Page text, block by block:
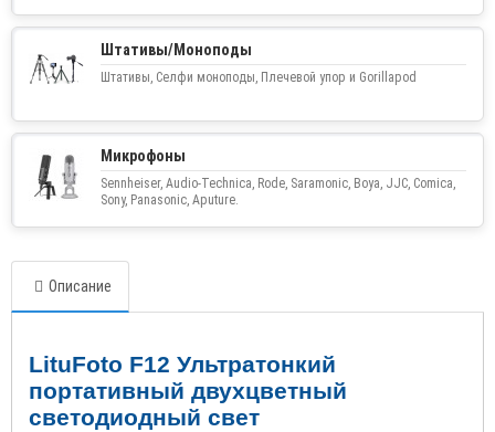
Штативы/Моноподы
Штативы, Селфи моноподы, Плечевой упор и Gorillapod
Микрофоны
Sennheiser, Audio-Technica, Rode, Saramonic, Boya, JJC, Comica,
Sony, Panasonic, Aputure.
Описание
LituFoto F12 Ультратонкий
портативный двухцветный
светодиодный свет